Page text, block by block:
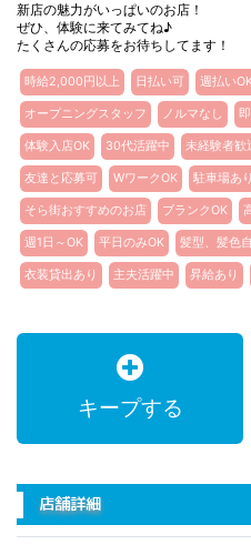
新店の魅力がいっぱいのお店！
ぜひ、体験に来てみてね♪
たくさんの応募をお待ちしてます！
時給2,000円以上 日払い可 週払い
オープニングスタッフ ノルマなし
体験入店OK 30代活躍中 未経験者歓
友達と応募可 WワークOK 駐車場あり
そら街おすすめのお店 ブランクOK
週1日～OK 平日のみOK 髪型、髪色
衣装貸出あり 主夫活躍中 昇給あり
キープする
店舗詳細